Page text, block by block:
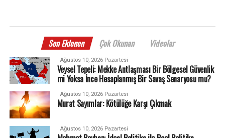
Son Eklenen Çok Okunan Videolar
Ağustos 10, 2026 Pazartesi
Veysel Tepeli: Mekke Antlaşması Bir Bölgesel Güvenlik
mi Yoksa İnce Hesaplanmış Bir Savaş Senaryosu mu?
Ağustos 10, 2026 Pazartesi
Murat Sayımlar: Kötülüğe Karşı Çıkmak
Ağustos 10, 2026 Pazartesi